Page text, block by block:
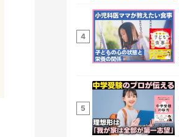
4
5